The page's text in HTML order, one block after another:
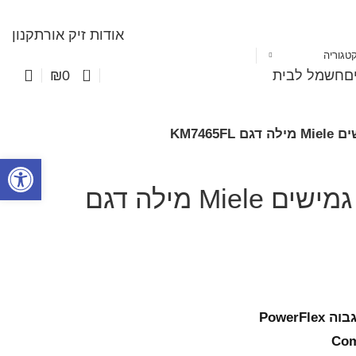
אודות זיק אורתקנון
חשמל לבית 0
₪0
כיריים אינדוקציה 4 אזורי בישול גמישים Miele מילה דגם
פתח